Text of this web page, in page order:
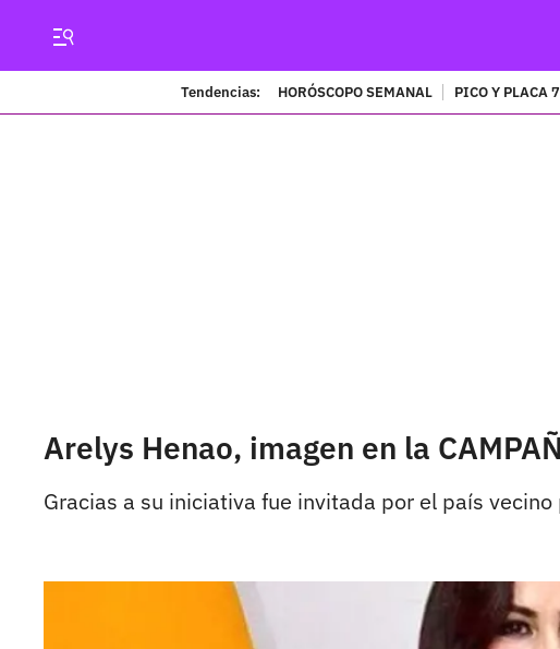
Tendencias: HORÓSCOPO SEMANAL PICO Y PLACA
Arelys Henao, imagen en la
Gracias a su iniciativa fue invitada por el país